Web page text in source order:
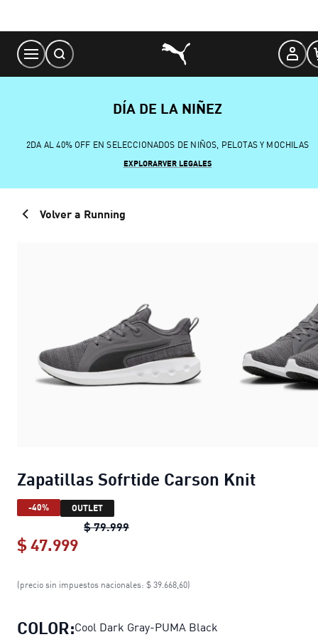
Content
DÍA DE LA NIÑEZ
2DA AL 40% OFF EN SELECCIONADOS DE NIÑOS, PELOTAS Y MOCHILAS
EXPLORARVER LEGALES
Volver a Running
Zapatillas Sofrtide Carson Knit
-40% OUTLET
$ 79.999Zapatillas Sofrtide Carson Knit
$ 47.999
Zapatillas Sofrtide Carson Knit
(precio sin impuestos nacionales: $ 39.668,60)
COLOR:Cool Dark Gray-PUMA Black